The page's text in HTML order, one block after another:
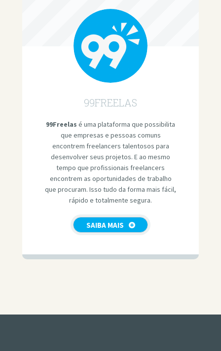
99FREELAS
99Freelas é uma plataforma que possibilita
que empresas e pessoas comuns
encontrem freelancers talentosos para
desenvolver seus projetos. E ao mesmo
tempo que profissionais freelancers
encontrem as oportunidades de trabalho
que procuram. Isso tudo da forma mais fácil,
rápido e totalmente segura.
SAIBA MAIS